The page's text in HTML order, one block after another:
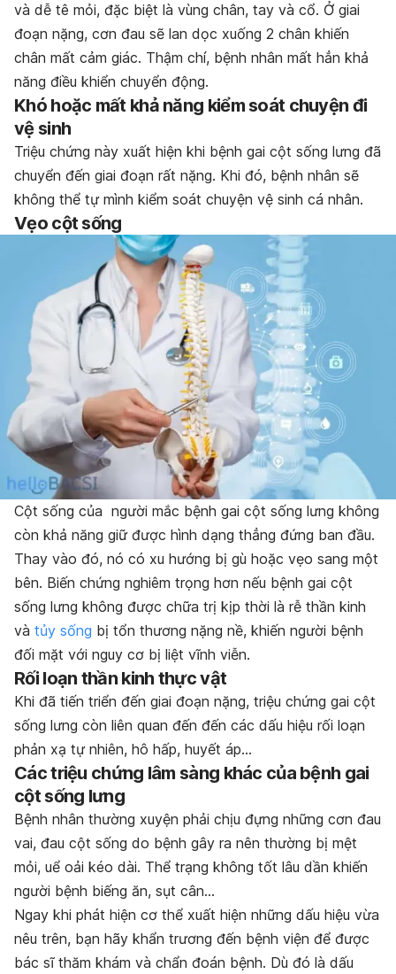
và dễ tê mỏi, đặc biệt là vùng chân, tay và cổ. Ở giai
đoạn nặng, cơn đau sẽ lan dọc xuống 2 chân khiến
chân mất cảm giác. Thậm chí, bệnh nhân mất hẳn khả
năng điều khiển chuyển động.
Khó hoặc mất khả năng kiểm soát chuyện đi
vệ sinh
Triệu chứng này xuất hiện khi bệnh gai cột sống lưng đã
chuyển đến giai đoạn rất nặng. Khi đó, bệnh nhân sẽ
không thể tự mình kiểm soát chuyện vệ sinh cá nhân.
Vẹo cột sống
Cột sống của người mắc bệnh gai cột sống lưng không
còn khả năng giữ được hình dạng thẳng đứng ban đầu.
Thay vào đó, nó có xu hướng bị gù hoặc vẹo sang một
bên. Biến chứng nghiêm trọng hơn nếu bệnh gai cột
sống lưng không được chữa trị kịp thời là rễ thần kinh
và tủy sống bị tổn thương nặng nề, khiến người bệnh
đối mặt với nguy cơ bị liệt vĩnh viễn.
Rối loạn thần kinh thực vật
Khi đã tiến triển đến giai đoạn nặng, triệu chứng gai cột
sống lưng còn liên quan đến đến các dấu hiệu rối loạn
phản xạ tự nhiên, hô hấp, huyết áp…
Các triệu chứng lâm sàng khác của bệnh gai
cột sống lưng
Bệnh nhân thường xuyện phải chịu đựng những cơn đau
vai, đau cột sống do bệnh gây ra nên thường bị mệt
mỏi, uể oải kéo dài. Thể trạng không tốt lâu dần khiến
người bệnh biếng ăn, sụt cân…
Ngay khi phát hiện cơ thể xuất hiện những dấu hiệu vừa
nêu trên, bạn hãy khẩn trương đến bệnh viện để được
bác sĩ thăm khám và chẩn đoán bệnh. Dù đó là dấu